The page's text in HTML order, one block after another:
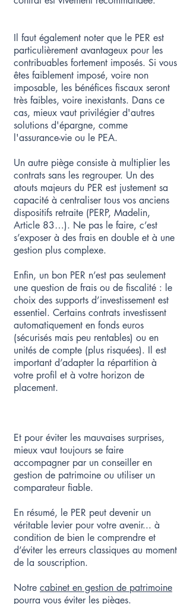
Il faut également noter que le PER est
particulièrement avantageux pour les
contribuables fortement imposés. Si vous
êtes faiblement imposé, voire non
imposable, les bénéfices fiscaux seront
très faibles, voire inexistants. Dans ce
cas, mieux vaut privilégier d'autres
solutions d'épargne, comme
l'assurance-vie ou le PEA.
Un autre piège consiste à multiplier les
contrats sans les regrouper. Un des
atouts majeurs du PER est justement sa
capacité à centraliser tous vos anciens
dispositifs retraite (PERP, Madelin,
Article 83…). Ne pas le faire, c’est
s’exposer à des frais en double et à une
gestion plus complexe.
Enfin, un bon PER n’est pas seulement
une question de frais ou de fiscalité : le
choix des supports d’investissement est
essentiel. Certains contrats investissent
automatiquement en fonds euros
(sécurisés mais peu rentables) ou en
unités de compte (plus risquées). Il est
important d’adapter la répartition à
votre profil et à votre horizon de
placement.​​
Et pour éviter les mauvaises surprises,
mieux vaut toujours se faire
accompagner par un conseiller en
gestion de patrimoine ou utiliser un
comparateur fiable.
En résumé, le PER peut devenir un
véritable levier pour votre avenir... à
condition de bien le comprendre et
d’éviter les erreurs classiques au moment
de la souscription.
Notre cabinet en gestion de patrimoine
pourra vous éviter les pièges.​​​